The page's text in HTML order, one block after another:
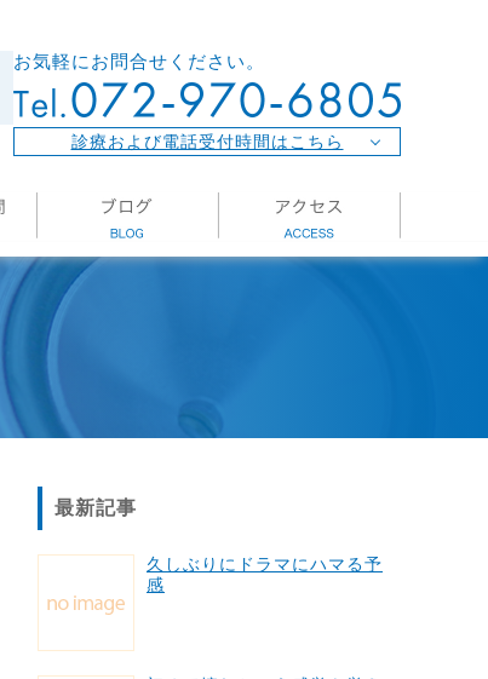
お気軽にお問合せください。
診療および電話受付時間はこちら
最新記事
久しぶりにドラマにハマる予
感